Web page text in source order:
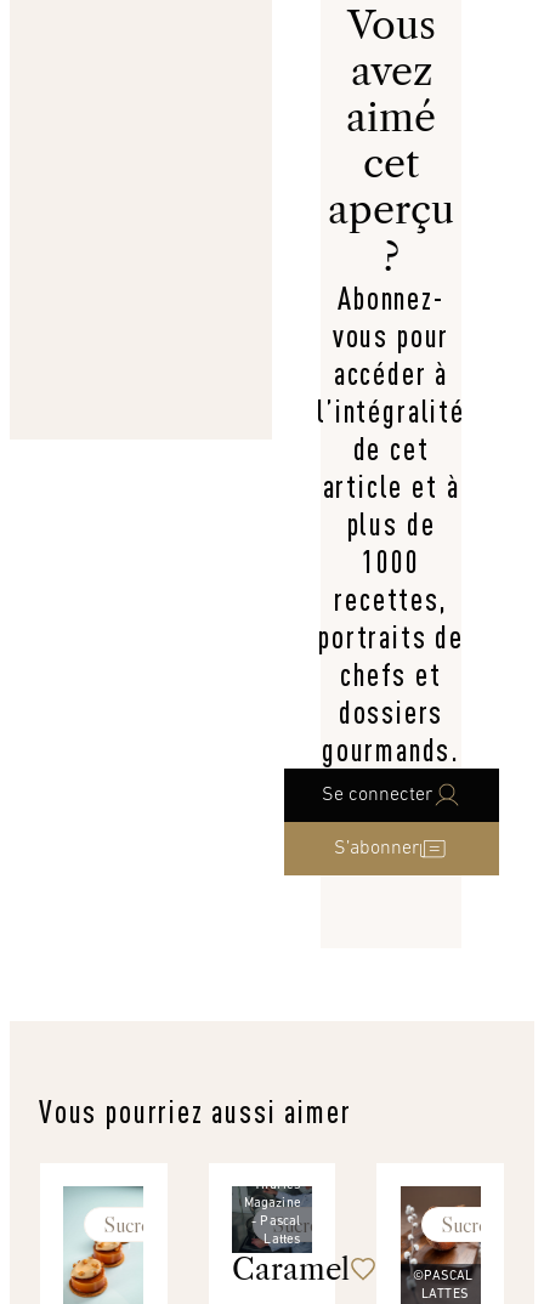
Vous
avez
aimé
cet
aperçu
?
Abonnez-
vous pour
accéder à
l’intégralité
de cet
article et à
plus de
1000
recettes,
portraits de
chefs et
dossiers
gourmands.
Se connecter
S’abonner
Vous pourriez aussi aimer
Sucré
Thuries
Magazine
- Pascal
Lattes
Sucré
Caramel
©PASCAL
LATTES
Sucré